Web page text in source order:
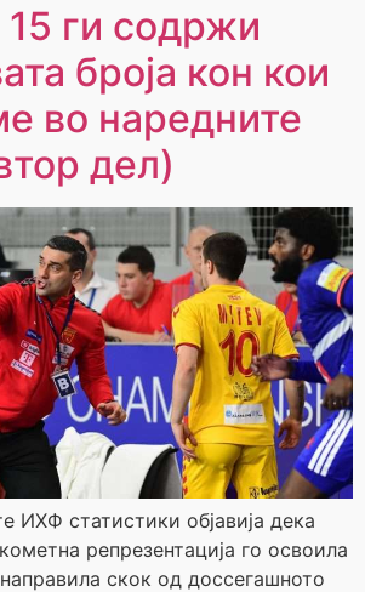
15 ги содржи
броја кон кои
во наредните
дел)
ИХФ статистики објавија дека
репрезентација го освоила
скок од доссегашното